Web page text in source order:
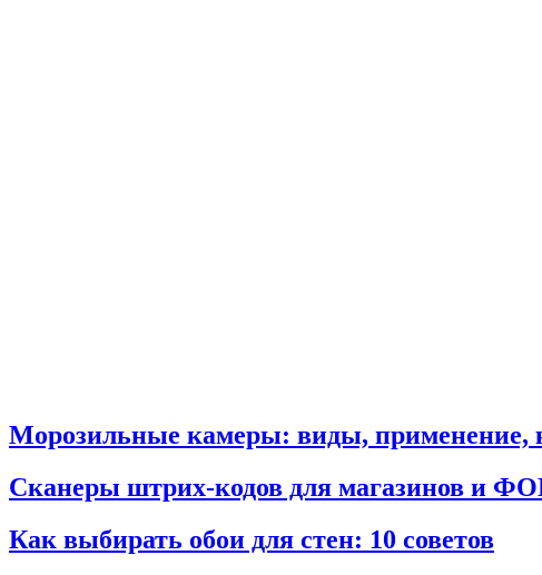
Морозильные камеры: виды, применение,
Сканеры штрих-кодов для магазинов и
Как выбирать обои для стен: 10 советов